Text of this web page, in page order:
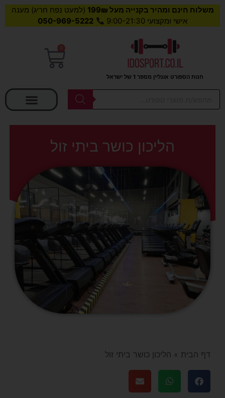
משלוח חינם ומהיר בקנייה מעל 199₪
(למעט נפח חריג) מענה
אישי ומקצועי 9:00-21:30
050-969-5222
חנות הספורט אונליין מספר 1 של ישראל
0
עגלת
Products
הליכון כושר ביתי זול
דף הבית » הליכון כושר ביתי זול